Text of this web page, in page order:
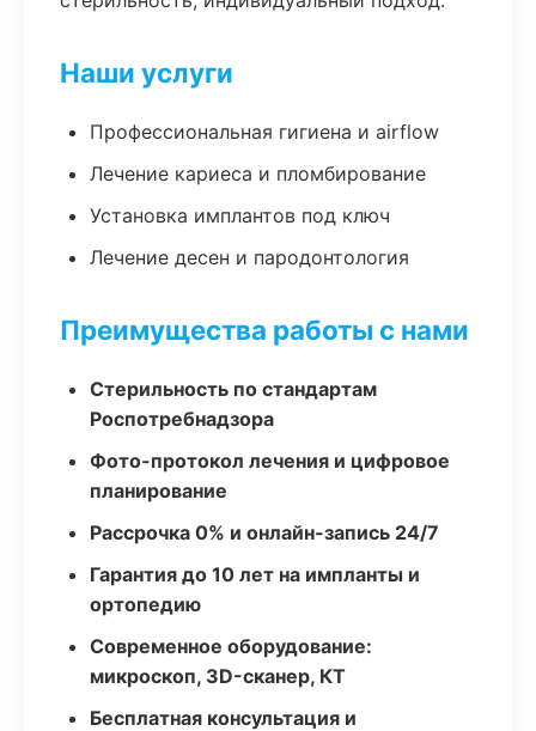
Наши услуги
Профессиональная гигиена и airflow
Лечение кариеса и пломбирование
Установка имплантов под ключ
Лечение десен и пародонтология
Преимущества работы с нами
Стерильность по стандартам
Роспотребнадзора
Фото-протокол лечения и цифровое
планирование
Рассрочка 0% и онлайн-запись 24/7
Гарантия до 10 лет на импланты и
ортопедию
Современное оборудование:
микроскоп, 3D-сканер, КТ
Бесплатная консультация и